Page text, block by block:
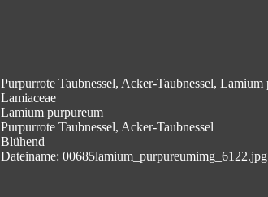
Purpurrote Taubnessel, Acker-Taubnessel, Lamium
Lamiaceae
Lamium purpureum
Purpurrote Taubnessel, Acker-Taubnessel
Blühend
Dateiname: 00685lamium_purpureumimg_6122.jpg